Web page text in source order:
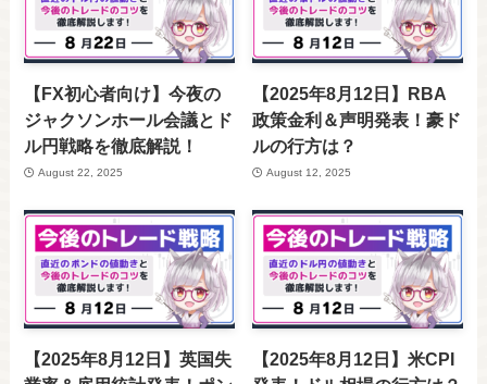
【FX初心者向け】今夜の
ジャクソンホール会議とド
ル円戦略を徹底解説！
August 22, 2025
【2025年8月12日】RBA
政策金利＆声明発表！豪ド
ルの行方は？
August 12, 2025
【2025年8月12日】英国失
【2025年8月12日】米CPI